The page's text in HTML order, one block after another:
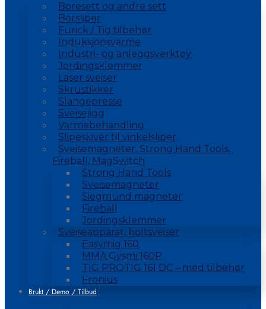
Boresett og andre sett
Borsliper
Furick / Tig tilbehør
Induksjonsvarme
Industri- og anleggsverktøy
Jordingsklemmer
Laser sveiser
Skrustikker
Slangepresse
Sveisejigg
Varmebehandling
Slipeskiver til vinkelsliper
Sveisemagneter, Strong Hand Tools,
Fireball, MagSwitch
Strong Hand Tools
Sveisemagneter
Siegmund magneter
Fireball
Jordingsklemmer
Sveiseapparat, boltsveiser
Easymig 160
MMA Gysmi 160P
TIG PROTIG 161 DC – med tilbehør
Fronius
Brukt / Demo / Tilbud